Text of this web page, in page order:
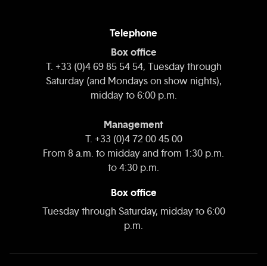
Telephone
Box office
T. +33 (0)4 69 85 54 54, Tuesday through
Saturday (and Mondays on show nights),
midday to 6:00 p.m.
Management
T. +33 (0)4 72 00 45 00
From 8 a.m. to midday and from 1:30 p.m.
to 4:30 p.m.
Box office
Tuesday through Saturday, midday to 6:00
p.m.